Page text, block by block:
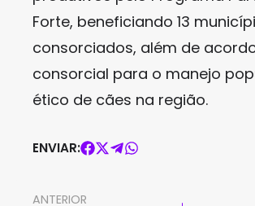
Forte, beneficiando 13
consorciados, além de
consorcial para o manejo
ético de cães na região.
ENVIAR:
ANTERIOR